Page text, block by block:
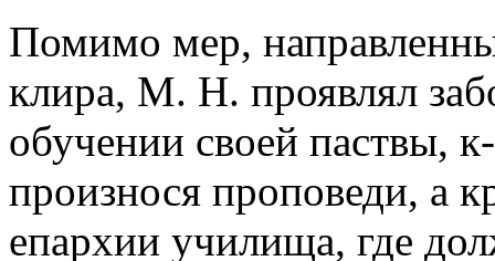
Помимо мер,
клира, М. Н. проявлял
обучении своей паствы,
произнося проповеди, а
епархии училища, где